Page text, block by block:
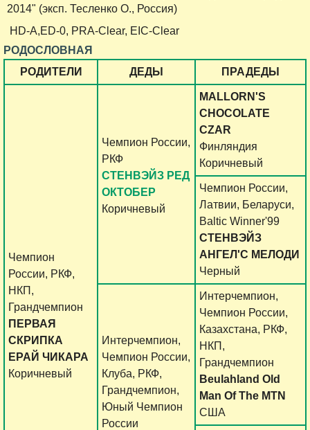
2014" (эксп. Тесленко О., Россия)
HD-A,ED-0, PRA-Clear, EIC-Clear
РОДОСЛОВНАЯ
РОДИТЕЛИ
ДЕДЫ ПРАДЕДЫ
Чемпион
России, РКФ,
НКП,
Грандчемпион
ПЕРВАЯ
СКРИПКА
ЕРАЙ ЧИКАРА
Коричневый
Чемпион России,
РКФ
СТЕНВЭЙЗ РЕД
ОКТОБЕР
Коричневый
MALLORN'S
CHOCOLATE
CZAR
Финляндия
Коричневый
Чемпион России,
Латвии, Беларуси,
Baltic Winner'99
СТЕНВЭЙЗ
АНГЕЛ'С МЕЛОДИ
Черный
Интерчемпион,
Чемпион России,
Клуба, РКФ,
Грандчемпион,
Юный Чемпион
России
Интерчемпион,
Чемпион России,
Казахстана, РКФ,
НКП,
Грандчемпион
Beulahland Old
Man Of The MTN
США